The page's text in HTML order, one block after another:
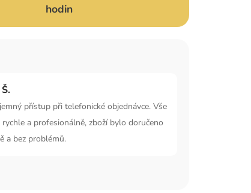
hodin
přístup při telefonické objednávce. Vše
a profesionálně, zboží bylo doručeno
a bez problémů.